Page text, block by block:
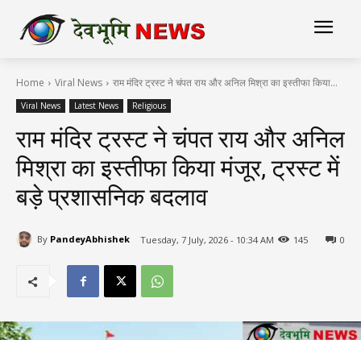
Home Viral News राम मंदिर ट्रस्ट ने चंपत राय और अनिल मिश्रा का इस्तीफा किया...
Viral News Latest News Religious
राम मंदिर ट्रस्ट ने चंपत राय और अनिल
मिश्रा का इस्तीफा किया मंजूर, ट्रस्ट में
बड़े प्रशासनिक बदलाव
By PandeyAbhishek Tuesday, 7 July, 2026 - 10:34 AM 0
145